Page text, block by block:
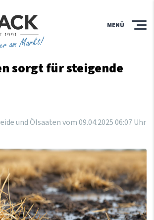
am Markt!
MENÜ
sorgt für steigende
und Ölsaaten vom09.04.202506:07Uhr